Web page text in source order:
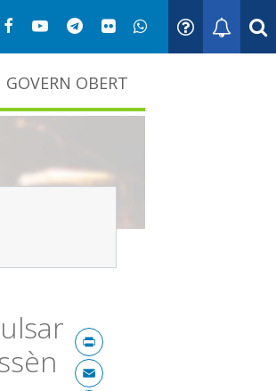
GOVERN OBERT